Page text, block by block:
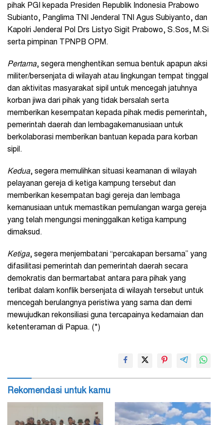
pihak PGI kepada Presiden Republik Indonesia Prabowo
Subianto, Panglima TNI Jenderal TNI Agus Subiyanto, dan
Kapolri Jenderal Pol Drs Listyo Sigit Prabowo, S.Sos, M.Si
serta pimpinan TPNPB OPM.
Pertama, segera menghentikan semua bentuk apapun aksi
militer/bersenjata di wilayah atau lingkungan tempat tinggal
dan aktivitas masyarakat sipil untuk mencegah jatuhnya
korban jiwa dari pihak yang tidak bersalah serta
memberikan kesempatan kepada pihak medis pemerintah,
pemerintah daerah dan lembagakemanusiaan untuk
berkolaborasi memberikan bantuan kepada para korban
sipil.
Kedua, segera memulihkan situasi keamanan di wilayah
pelayanan gereja di ketiga kampung tersebut dan
memberikan kesempatan bagi gereja dan lembaga
kemanusiaan untuk memastikan pemulangan warga gereja
yang telah mengungsi meninggalkan ketiga kampung
dimaksud.
Ketiga, segera menjembatani “percakapan bersama” yang
difasilitasi pemerintah dan pemerintah daerah secara
demokratis dan bermartabat antara para pihak yang
terlibat dalam konflik bersenjata di wilayah tersebut untuk
mencegah berulangnya peristiwa yang sama dan demi
mewujudkan rekonsiliasi guna tercapainya kedamaian dan
ketenteraman di Papua. (*)
Rekomendasi untuk kamu